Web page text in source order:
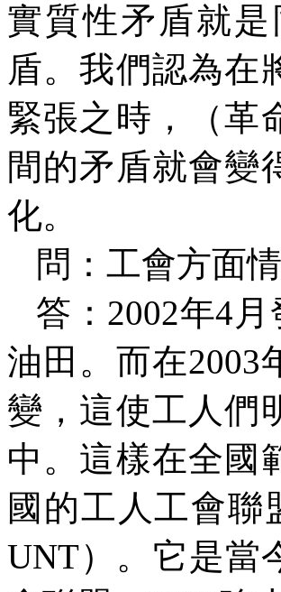
實質性矛盾就
盾。我們認為在
緊張之時，（革
間的矛盾就會變
化。
問：工會方面
答： 2002年4
油田。而在2003
變，這使工人們
中。這樣在全國
國的工人工會聯
UNT）。它是當